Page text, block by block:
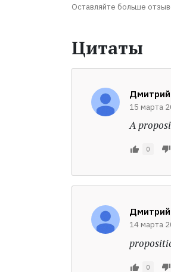
Оставляйте больше
Цитаты
15 марта
A
0
14 марта
0